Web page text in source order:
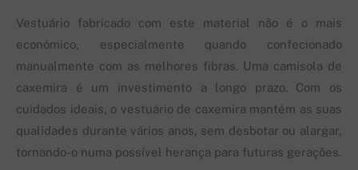
Vestuário fabricado com este material não é o mais
económico, especialmente quando confecionado
manualmente com as melhores fibras. Uma camisola de
caxemira é um investimento a longo prazo. Com os
cuidados ideais, o vestuário de caxemira mantém as suas
qualidades durante vários anos, sem desbotar ou alargar,
tornando-o numa possível herança para futuras gerações.